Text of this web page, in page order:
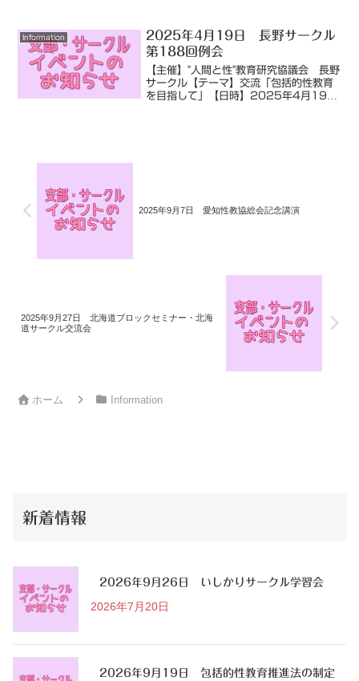
階 705会議室（ハイブリッド開催）
【内容】子どもたちの「...
Information
2025年4月19日 長野サークル
第188回例会
【主催】"人間と性"教育研究協議会 長野
サークル【テーマ】交流「包括的性教育
を目指して」【日時】2025年4月19日
2025年9月7日 愛知性教協総会記念講演
2025年9月27日 北海道ブロックセミナー・北海
道サークル交流会
ホーム Information
新着情報
2026年9月26日 いしかりサークル学習会
2026年7月20日
2026年9月19日 包括的性教育推進法の制定